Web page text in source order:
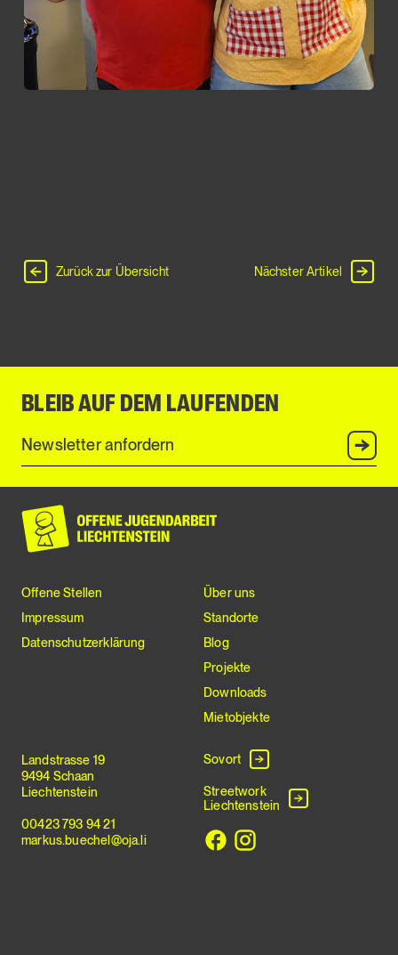
Nächster Artikel
Zurück zur Übersicht
BLEIB AUF DEM LAUFENDEN
Landstrasse 19
9494 Schaan
Liechtenstein
00423 793 94 21
markus.buechel@oja.li
Über uns
Standorte
Blog
Projekte
Downloads
Mietobjekte
Offene Stellen
Impressum
Datenschutzerklärung
Sovort
Streetwork
Liechtenstein